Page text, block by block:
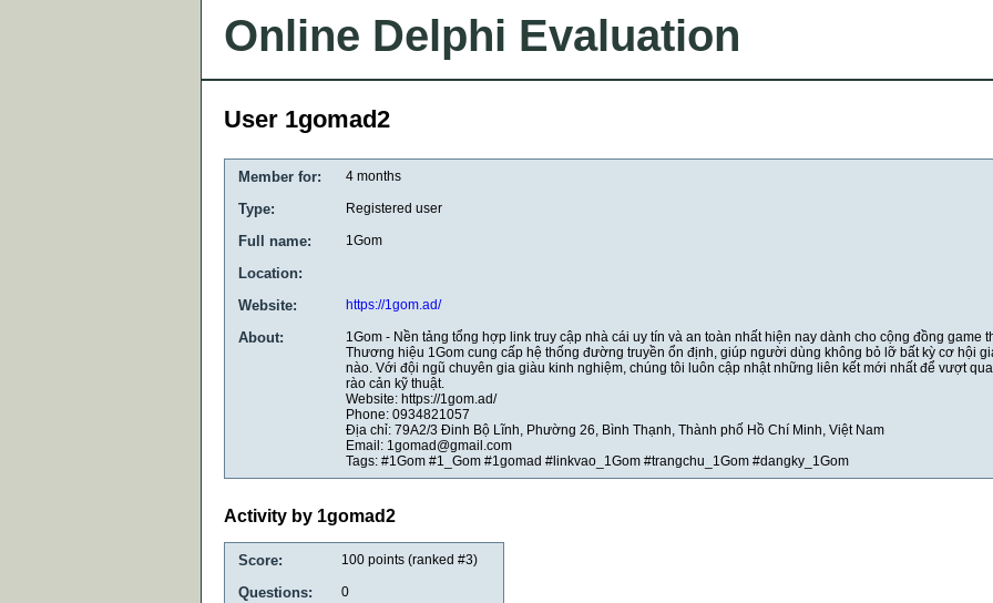
Online Delphi Evaluation
User 1gomad2
Member for: 4 months
Type: Registered user
Full name: 1Gom
Location:
Website:
https://1gom.ad/
About:
1Gom - Nền tảng tổng hợp link truy cập nhà cái uy tín và an toàn nhất hiện nay dành cho cộng đồng game
Thương hiệu 1Gom cung cấp hệ thống đường truyền ổn định, giúp người dùng không bỏ lỡ bất kỳ cơ hội
nào. Với đội ngũ chuyên gia giàu kinh nghiệm, chúng tôi luôn cập nhật những liên kết mới nhất để vượt
rào cản kỹ thuật.
Website: https://1gom.ad/
Phone: 0934821057
Địa chỉ: 79A2/3 Đinh Bộ Lĩnh, Phường 26, Bình Thạnh, Thành phố Hồ Chí Minh, Việt Nam
Email: 1gomad@gmail.com
Tags: #1Gom #1_Gom #1gomad #linkvao_1Gom #trangchu_1Gom #dangky_1Gom
Activity by 1gomad2
Score: 100 points (ranked #3)
Questions: 0